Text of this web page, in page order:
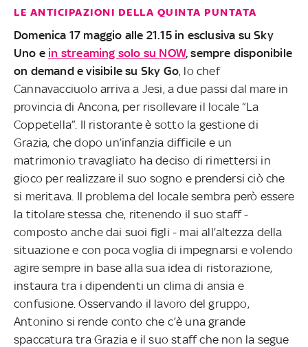
LE ANTICIPAZIONI DELLA QUINTA PUNTATA
Domenica 17 maggio alle 21.15 in esclusiva su Sky
Uno e in streaming solo su NOW, sempre disponibile
on demand e visibile su Sky Go, lo chef
Cannavacciuolo arriva a Jesi, a due passi dal mare in
provincia di Ancona, per risollevare il locale “La
Coppetella”. Il ristorante è sotto la gestione di
Grazia, che dopo un’infanzia difficile e un
matrimonio travagliato ha deciso di rimettersi in
gioco per realizzare il suo sogno e prendersi ciò che
si meritava. Il problema del locale sembra però essere
la titolare stessa che, ritenendo il suo staff -
composto anche dai suoi figli - mai all’altezza della
situazione e con poca voglia di impegnarsi e volendo
agire sempre in base alla sua idea di ristorazione,
instaura tra i dipendenti un clima di ansia e
confusione. Osservando il lavoro del gruppo,
Antonino si rende conto che c’è una grande
spaccatura tra Grazia e il suo staff che non la segue